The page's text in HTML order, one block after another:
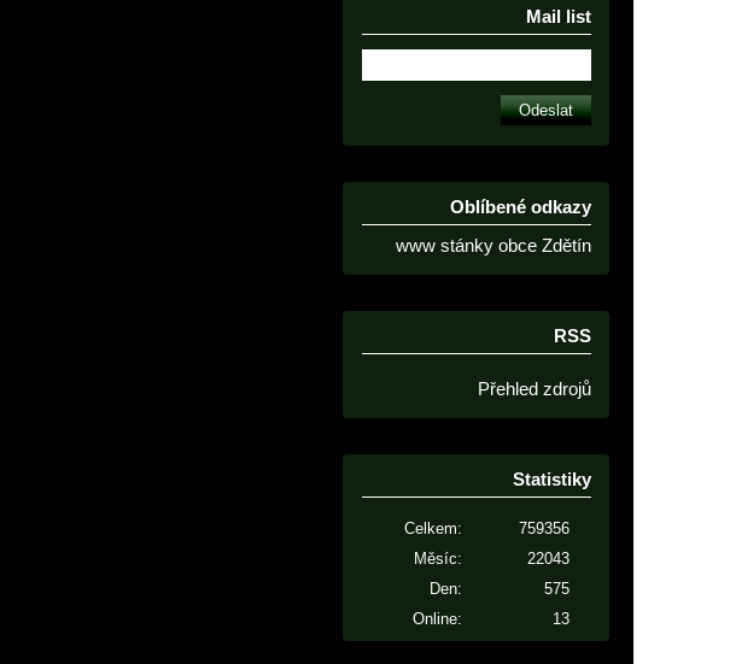
Mail list
Oblíbené odkazy
www stánky obce Zdětín
RSS
Přehled zdrojů
Statistiky
Online: 13
Celkem:
759356
Měsíc:
22043
Den:
575